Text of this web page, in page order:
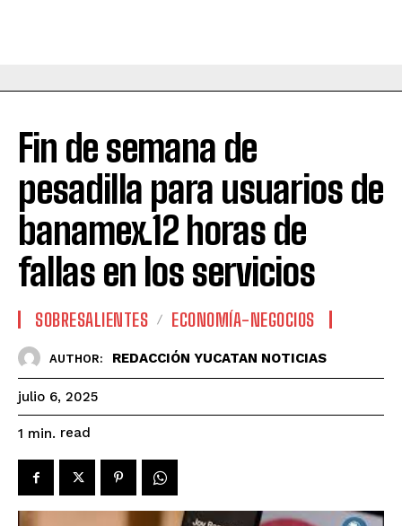
Fin de semana de
pesadilla para usuarios de
banamex.12 horas de
fallas en los servicios
SOBRESALIENTES ECONOMÍA-NEGOCIOS
AUTHOR: REDACCIÓN YUCATAN NOTICIAS
julio 6, 2025
1 min. read